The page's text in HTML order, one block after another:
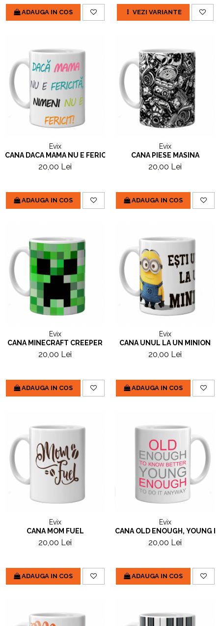
ADAUGA IN COS VEZI VARIANTE
Evix
CANA DACA MAMA NU E FERICITA
20,00 Lei
ADAUGA IN COS
Evix
CANA PIESE MASINA
20,00 Lei
ADAUGA IN COS
Evix
CANA MINECRAFT CREEPER
20,00 Lei
ADAUGA IN COS
Evix
CANA UNUL LA UN MINION
20,00 Lei
ADAUGA IN COS
Evix
CANA MOM FUEL
20,00 Lei
ADAUGA IN COS
Evix
CANA OLD ENOUGH, YOUNG
20,00 Lei
ADAUGA IN COS